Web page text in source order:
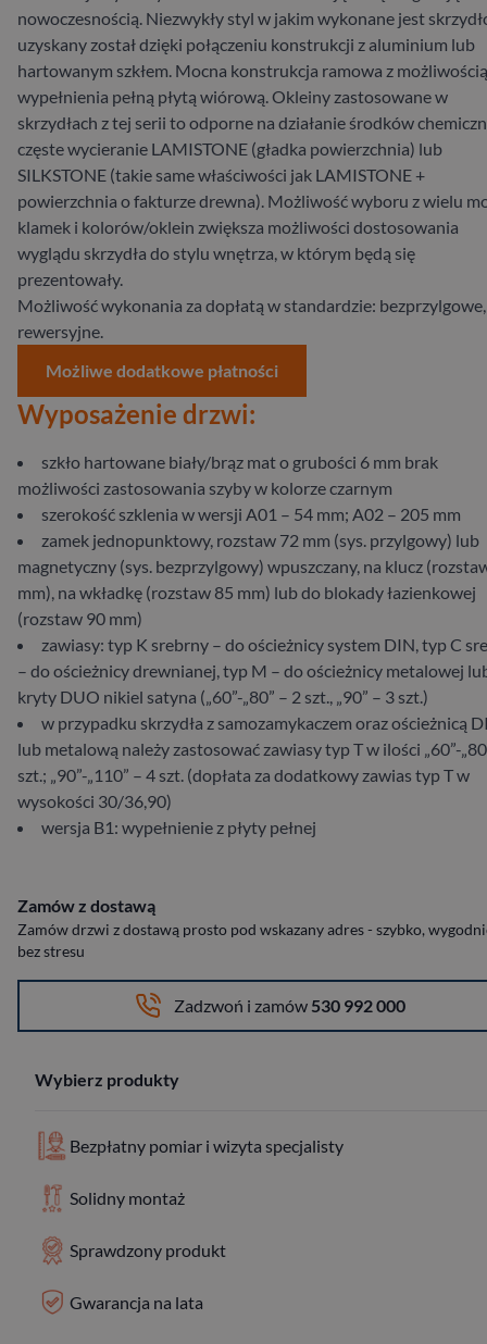
nowoczesnością. Niezwykły styl w jakim wykonane jest
uzyskany został dzięki połączeniu konstrukcji z aluminium lub
hartowanym szkłem. Mocna konstrukcja ramowa z możliwością
wypełnienia pełną płytą wiórową. Okleiny zastosowane w
skrzydłach z tej serii to odporne na działanie środków
częste wycieranie LAMISTONE (gładka powierzchnia) lub
SILKSTONE (takie same właściwości jak LAMISTONE +
powierzchnia o fakturze drewna). Możliwość wyboru z wielu
klamek i kolorów/oklein zwiększa możliwości dostosowania
wyglądu skrzydła do stylu wnętrza, w którym będą się
prezentowały.
Możliwość wykonania za dopłatą w standardzie: bezprzylgowe,
rewersyjne.
Możliwe dodatkowe płatności
Wyposażenie drzwi:
szkło hartowane biały/brąz mat o grubości 6 mm brak
możliwości zastosowania szyby w kolorze czarnym
szerokość szklenia w wersji A01 – 54 mm; A02 – 205 mm
zamek jednopunktowy, rozstaw 72 mm (sys. przylgowy) lub
magnetyczny (sys. bezprzylgowy) wpuszczany, na klucz
mm), na wkładkę (rozstaw 85 mm) lub do blokady łazienkowej
(rozstaw 90 mm)
zawiasy: typ K srebrny – do ościeżnicy system DIN, typ C
– do ościeżnicy drewnianej, typ M – do ościeżnicy metalowej
kryty DUO nikiel satyna („60”-„80” – 2 szt., „90” – 3 szt.)
w przypadku skrzydła z samozamykaczem oraz ościeżnicą
lub metalową należy zastosować zawiasy typ T w ilości „60”-
szt.; „90”-„110” – 4 szt. (dopłata za dodatkowy zawias typ T w
wysokości 30/36,90)
wersja B1: wypełnienie z płyty pełnej
Zamów z dostawą
Zamów drzwi z dostawą prosto pod wskazany adres - szybko,
bez stresu
Zadzwoń i zamów 530 992 000
Wybierz produkty
Bezpłatny pomiar i wizyta specjalisty
Solidny montaż
Sprawdzony produkt
Gwarancja na lata